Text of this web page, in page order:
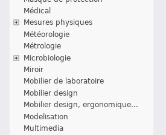
Médical
Mesures physiques
Météorologie
Métrologie
Microbiologie
Miroir
Mobilier de laboratoire
Mobilier design
Mobilier design, ergonomique...
Modelisation
Multimedia